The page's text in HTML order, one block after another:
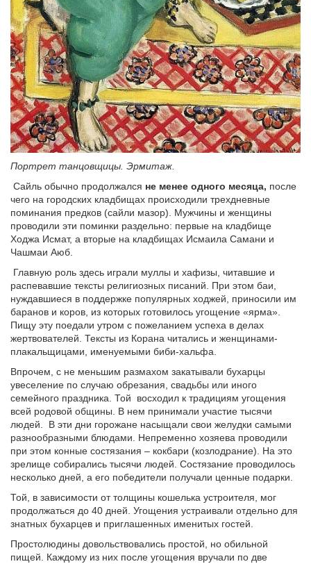
Портрет танцовщицы. Эрмитаж.
Сайль обычно продолжался не менее одного месяца, после
чего на городских кладбищах происходили трехдневные
поминания предков (сайли мазор). Мужчины и женщины
проводили эти поминки раздельно: первые на кладбище
Ходжа Исмат, а вторые на кладбищах Исмаила Самани и
Чашмаи Аюб.
Главную роль здесь играли муллы и хафизы, читавшие и
распевавшие тексты религиозных писаний. При этом баи,
нуждавшиеся в поддержке популярных ходжей, приносили им
баранов и коров, из которых готовилось угощение «ярма».
Пищу эту поедали утром с пожеланием успеха в делах
жертвователей. Тексты из Корана читались и женщинами-
плакальщицами, именуемыми биби-хальфа.
Впрочем, с не меньшим размахом закатывали бухарцы
увеселение по случаю обрезания, свадьбы или иного
семейного праздника. Той восходил к традициям угощения
всей родовой общины. В нем принимали участие тысячи
людей. В эти дни горожане насыщали свои желудки самыми
разнообразными блюдами. Непременно хозяева проводили
при этом конные состязания – кокбари (козлодрание). На это
зрелище собирались тысячи людей. Состязание проводилось
несколько дней, а его победители получали ценные подарки.
Той, в зависимости от толщины кошелька устроителя, мог
продолжаться до 40 дней. Угощения устраивали отдельно для
знатных бухарцев и приглашенных именитых гостей.
Простолюдины довольствовались простой, но обильной
пищей. Каждому из них после угощения вручали по две